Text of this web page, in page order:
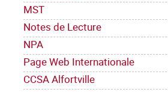
MST
Notes de Lecture
NPA
Page Web Internationale
CCSA Alfortville